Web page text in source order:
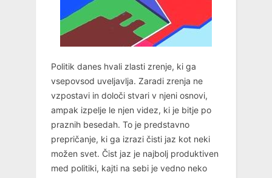
Politik danes hvali zlasti zrenje, ki ga
vsepovsod uveljavlja. Zaradi zrenja ne
vzpostavi in določi stvari v njeni osnovi,
ampak izpelje le njen videz, ki je bitje po
praznih besedah. To je predstavno
prepričanje, ki ga izrazi čisti jaz kot neki
možen svet. Čist jaz je najbolj produktiven
med politiki, kajti na sebi je vedno neko